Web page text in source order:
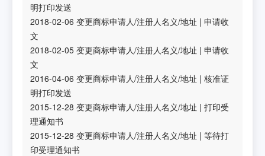
明打印发送
2018-02-06 变更商标申请人/注册人名义/地址 |申请收
文
2018-02-05 变更商标申请人/注册人名义/地址 |申请收
文
2016-04-06 变更商标申请人/注册人名义/地址 |核准证
明打印发送
2015-12-28 变更商标申请人/注册人名义/地址 |打印受
理通知书
2015-12-28 变更商标申请人/注册人名义/地址 |等待打
印受理通知书